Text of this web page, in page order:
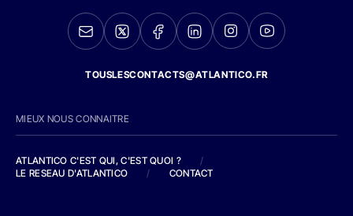
TOUSLESCONTACTS@ATLANTICO.FR
MIEUX NOUS CONNAITRE
ATLANTICO C'EST QUI, C'EST QUOI ?
/
LE RESEAU D'ATLANTICO
/ CONTACT